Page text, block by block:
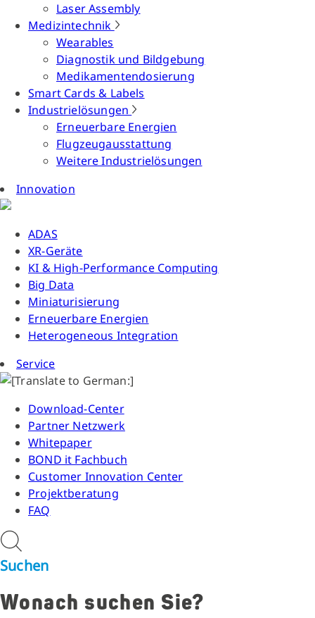
Laser Assembly
Medizintechnik
Wearables
Diagnostik und Bildgebung
Medikamentendosierung
Smart Cards & Labels
Industrielösungen
Erneuerbare Energien
Flugzeugausstattung
Weitere Industrielösungen
Innovation
ADAS
XR-Geräte
KI & High-Performance Computing
Big Data
Miniaturisierung
Erneuerbare Energien
Heterogeneous Integration
Service
Download-Center
Partner Netzwerk
Whitepaper
BOND it Fachbuch
Customer Innovation Center
Projektberatung
FAQ
Suchen
Wonach suchen Sie?